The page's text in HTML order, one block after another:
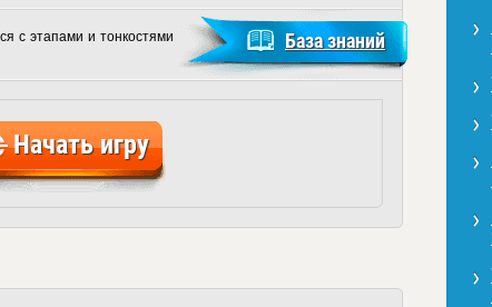
с этапами и тонкостями
База знаний
Начать игру